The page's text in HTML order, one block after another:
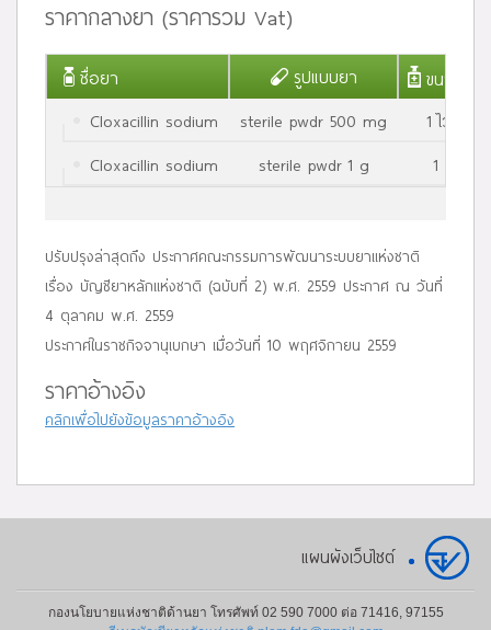
ราคากลางยา (ราคารวม Vat)
ชื่อยา รูปแบบยา
ขนาดบร
Cloxacillin sodium
sterile pwdr 500 mg
1 ไวแอล
Cloxacillin sodium
sterile pwdr 1 g 1 ขวด
ปรับปรุงล่าสุดถึง ประกาศคณะกรรมการพัฒนาระบบยาแห่งชาติ
เรื่อง บัญชียาหลักแห่งชาติ (ฉบับที่ 2) พ.ศ. 2559 ประกาศ ณ วันที่
4 ตุลาคม พ.ศ. 2559
ประกาศในราชกิจจานุเบกษา เมื่อวันที่ 10 พฤศจิกายน 2559
ราคาอ้างอิง
คลิกเพื่อไปยังข้อมูลราคาอ้างอิง
แผนผังเว็บไซต์
กองนโยบายแห่งชาติด้านยา โทรศัพท์ 02 590 7000 ต่อ 71416, 97155